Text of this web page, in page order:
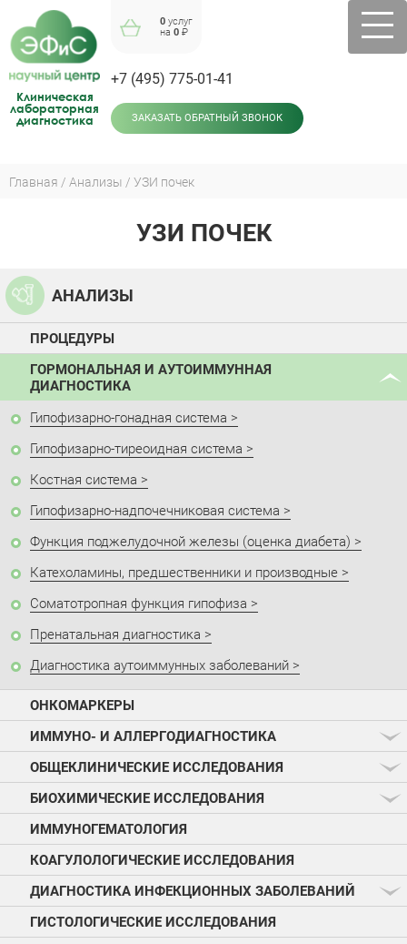
navigation
Клиническая
лабораторная
диагностика
0 услуг
на0 ₽
+7 (495) 775-01-41
ЗАКАЗАТЬ ОБРАТНЫЙ ЗВОНОК
Главная Анализы УЗИ почек
УЗИ ПОЧЕК
АНАЛИЗЫ
ПРОЦЕДУРЫ
ГОРМОНАЛЬНАЯ И АУТОИММУННАЯ
ДИАГНОСТИКА
Гипофизарно-гонадная система
Гипофизарно-тиреоидная система
Костная система
Гипофизарно-надпочечниковая система
Функция поджелудочной железы (оценка диабета)
Катехоламины, предшественники и производные
Соматотропная функция гипофиза
Пренатальная диагностика
Диагностика аутоиммунных заболеваний
ОНКОМАРКЕРЫ
ИММУНО- И АЛЛЕРГОДИАГНОСТИКА
ОБЩЕКЛИНИЧЕСКИЕ ИССЛЕДОВАНИЯ
БИОХИМИЧЕСКИЕ ИССЛЕДОВАНИЯ
ИММУНОГЕМАТОЛОГИЯ
КОАГУЛОЛОГИЧЕСКИЕ ИССЛЕДОВАНИЯ
ДИАГНОСТИКА ИНФЕКЦИОННЫХ ЗАБОЛЕВАНИЙ
ГИСТОЛОГИЧЕСКИЕ ИССЛЕДОВАНИЯ